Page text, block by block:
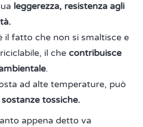
leggerezza, resistenza agli
il fatto che non si smaltisce e
il che contribuisce
.
ad alte temperature, può
tossiche.
appena detto va